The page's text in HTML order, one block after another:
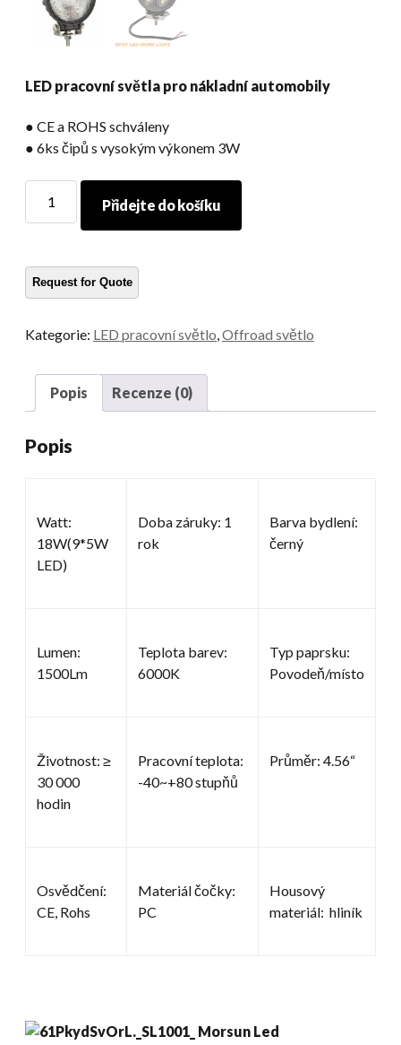
LED pracovní světla pro nákladní automobily
● CE a ROHS schváleny
● 6ks čipů s vysokým výkonem 3W
pracovní
nákladní
automobily
Přidejte do košíku
Kategorie: LED pracovní světlo Offroad světlo
Popis Recenze (0)
Popis
Watt:
18W(9*5W
LED)
Doba záruky: 1
rok
Barva bydlení:
černý
Lumen:
1500Lm
Teplota barev:
6000K
Typ paprsku:
Povodeň/místo
Životnost: ≥
30 000
hodin
Pracovní teplota:
-40~+80 stupňů
Průměr: 4.56“
Osvědčení:
CE, Rohs
Materiál čočky:
PC
Housový
materiál: hliník